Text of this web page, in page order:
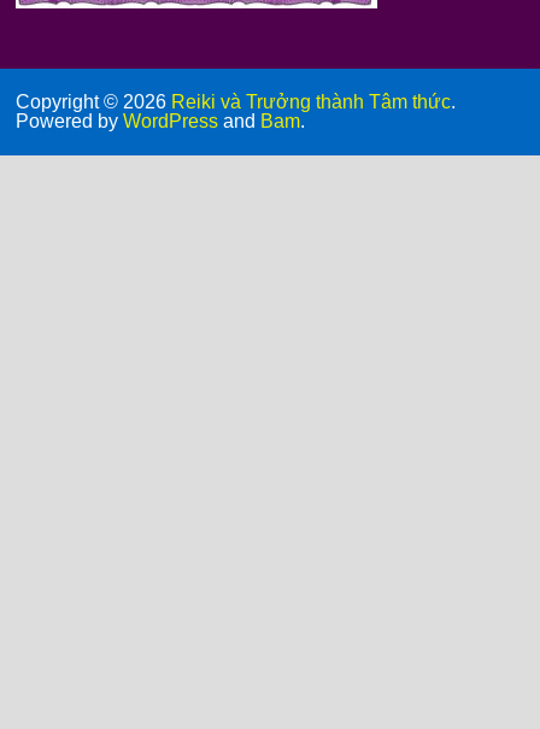
Copyright © 2026 Reiki và Trưởng thành Tâm thức.
Powered by WordPressand Bam.